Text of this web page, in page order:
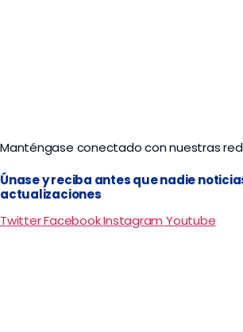
Manténgase conectado con nuestras
Únase y reciba antes que nadie
actualizaciones
TwitterFacebookInstagram Youtube